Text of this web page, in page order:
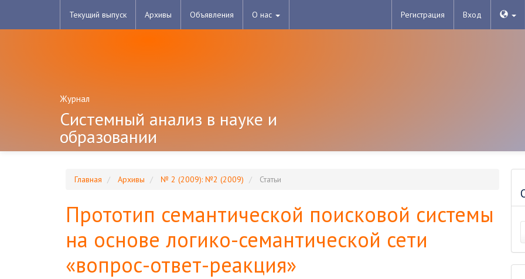
навигационная
панель
Текущий выпуск Архивы Объявления О нас Регистрация Вход
Журнал
Системный анализ в науке и
образовании
Главная Архивы № 2 (2009): №2 (2009) Статьи
Прототип семантической поисковой системы
на основе логико-семантической сети
«вопрос-ответ-реакция»